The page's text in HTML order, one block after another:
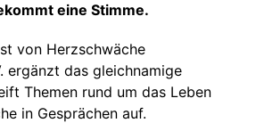
eine Stimme.
von Herzschwäche
ergänzt das gleichnamige
Themen rund um das Leben
in Gesprächen auf.